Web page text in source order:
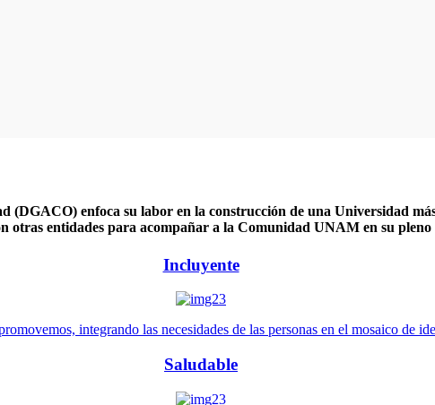
(DGACO) enfoca su labor en la construcción de una Universidad
otras entidades para acompañar a la Comunidad UNAM en su
Incluyente
integrando las necesidades de las personas en el mosaico de
Saludable